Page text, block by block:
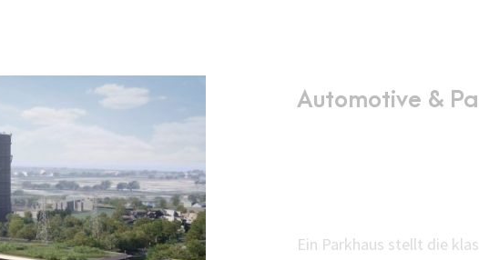
Automotive &
Ein Parkhaus stellt die